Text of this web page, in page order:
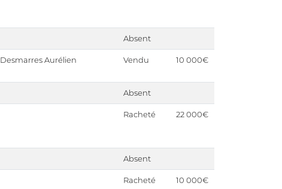
Absent
Desmarres Aurélien Vendu 10 000€
Absent
Racheté 22 000€
Absent
Racheté 10 000€